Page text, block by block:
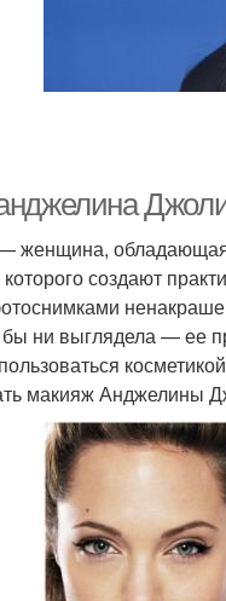
женщина, обладающая
создают
ни выглядела — ее
макияж Анджелины